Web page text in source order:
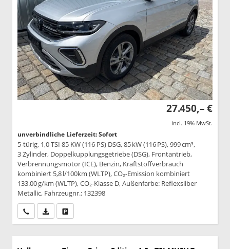
27.450,– €
incl. 19% MwSt.
unverbindliche Lieferzeit: Sofort
5-türig, 1,0 TSI 85 KW (116 PS) DSG, 85 kW (116 PS), 999 cm³,
3 Zylinder, Doppelkupplungsgetriebe (DSG), Frontantrieb,
Verbrennungsmotor (ICE), Benzin, Kraftstoffverbrauch
kombiniert 5,8 l/100km (WLTP), CO₂-Emission kombiniert
133.00 g/km (WLTP), CO₂-Klasse D, Außenfarbe: Reflexsilber
Metallic, Fahrzeugnr.: 132398
Wir rufen Sie anPDF-Datei, Fahrzeugexposé drucken